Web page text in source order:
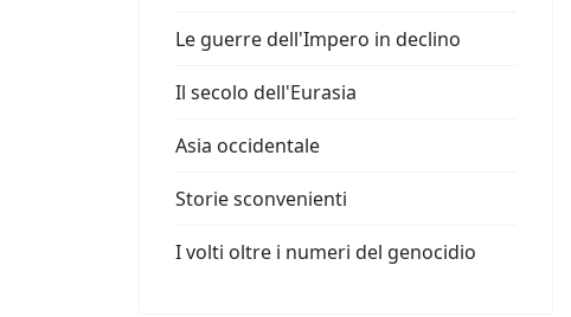
Le guerre dell'Impero in declino
Il secolo dell'Eurasia
Asia occidentale
Storie sconvenienti
I volti oltre i numeri del genocidio